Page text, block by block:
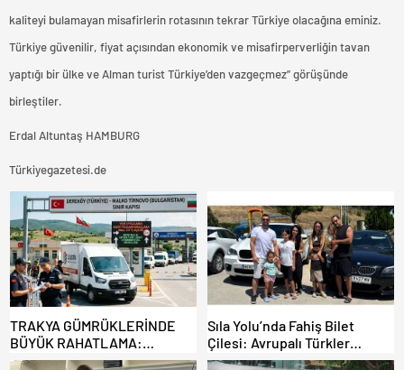
kaliteyi bulamayan misafirlerin rotasının tekrar Türkiye olacağına eminiz.
Türkiye güvenilir, fiyat açısından ekonomik ve misafirperverliğin tavan
yaptığı bir ülke ve Alman turist Türkiye’den vazgeçmez” görüşünde
birleştiler.
Erdal Altuntaş HAMBURG
Türkiyegazetesi.de
TRAKYA GÜMRÜKLERİNDE
BÜYÜK RAHATLAMA:
DEREKÖY HAFİF TİCARİ
Sıla Yolu’nda Fahiş Bilet
Çilesi: Avrupalı Türkler
Karayollarına Akın Etti,